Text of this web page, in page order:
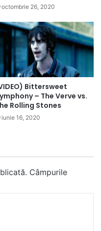
octombrie 26, 2020
Bittersweet
– The Verve vs.
Rolling Stones
iunie 16, 2020
Câmpurile